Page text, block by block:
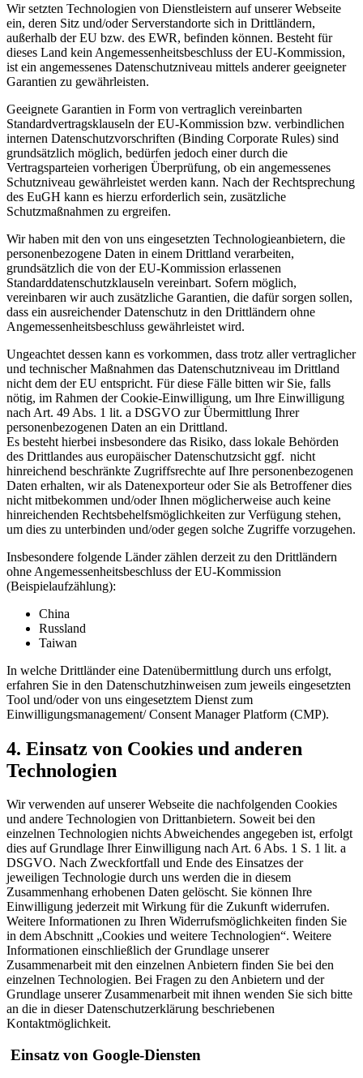
Wir setzten Technologien von Dienstleistern auf unserer Webseite
ein, deren Sitz und/oder Serverstandorte sich in Drittländern,
außerhalb der EU bzw. des EWR, befinden können. Besteht für
dieses Land kein Angemessenheitsbeschluss der EU-Kommission,
ist ein angemessenes Datenschutzniveau mittels anderer geeigneter
Garantien zu gewährleisten.
Geeignete Garantien in Form von vertraglich vereinbarten
Standardvertragsklauseln der EU-Kommission bzw. verbindlichen
internen Datenschutzvorschriften (Binding Corporate Rules) sind
grundsätzlich möglich, bedürfen jedoch einer durch die
Vertragsparteien vorherigen Überprüfung, ob ein angemessenes
Schutzniveau gewährleistet werden kann. Nach der Rechtsprechung
des EuGH kann es hierzu erforderlich sein, zusätzliche
Schutzmaßnahmen zu ergreifen.
Wir haben mit den von uns eingesetzten Technologieanbietern, die
personenbezogene Daten in einem Drittland verarbeiten,
grundsätzlich die von der EU-Kommission erlassenen
Standarddatenschutzklauseln vereinbart. Sofern möglich,
vereinbaren wir auch zusätzliche Garantien, die dafür sorgen sollen,
dass ein ausreichender Datenschutz in den Drittländern ohne
Angemessenheitsbeschluss gewährleistet wird.
Ungeachtet dessen kann es vorkommen, dass trotz aller vertraglicher
und technischer Maßnahmen das Datenschutzniveau im Drittland
nicht dem der EU entspricht. Für diese Fälle bitten wir Sie, falls
nötig, im Rahmen der Cookie-Einwilligung, um Ihre Einwilligung
nach Art. 49 Abs. 1 lit. a DSGVO zur Übermittlung Ihrer
personenbezogenen Daten an ein Drittland.
Es besteht hierbei insbesondere das Risiko, dass lokale Behörden
des Drittlandes aus europäischer Datenschutzsicht ggf. nicht
hinreichend beschränkte Zugriffsrechte auf Ihre personenbezogenen
Daten erhalten, wir als Datenexporteur oder Sie als Betroffener dies
nicht mitbekommen und/oder Ihnen möglicherweise auch keine
hinreichenden Rechtsbehelfsmöglichkeiten zur Verfügung stehen,
um dies zu unterbinden und/oder gegen solche Zugriffe vorzugehen.
Insbesondere folgende Länder zählen derzeit zu den Drittländern
ohne Angemessenheitsbeschluss der EU-Kommission
(Beispielaufzählung):
China
Russland
Taiwan
In welche Drittländer eine Datenübermittlung durch uns erfolgt,
erfahren Sie in den Datenschutzhinweisen zum jeweils eingesetzten
Tool und/oder von uns eingesetztem Dienst zum
Einwilligungsmanagement/ Consent Manager Platform (CMP).
4. Einsatz von Cookies und anderen
Technologien
Wir verwenden auf unserer Webseite die nachfolgenden Cookies
und andere Technologien von Drittanbietern. Soweit bei den
einzelnen Technologien nichts Abweichendes angegeben ist, erfolgt
dies auf Grundlage Ihrer Einwilligung nach Art. 6 Abs. 1 S. 1 lit. a
DSGVO. Nach Zweckfortfall und Ende des Einsatzes der
jeweiligen Technologie durch uns werden die in diesem
Zusammenhang erhobenen Daten gelöscht. Sie können Ihre
Einwilligung jederzeit mit Wirkung für die Zukunft widerrufen.
Weitere Informationen zu Ihren Widerrufsmöglichkeiten finden Sie
in dem Abschnitt „Cookies und weitere Technologien“. Weitere
Informationen einschließlich der Grundlage unserer
Zusammenarbeit mit den einzelnen Anbietern finden Sie bei den
einzelnen Technologien. Bei Fragen zu den Anbietern und der
Grundlage unserer Zusammenarbeit mit ihnen wenden Sie sich bitte
an die in dieser Datenschutzerklärung beschriebenen
Kontaktmöglichkeit.
Einsatz von Google-Diensten